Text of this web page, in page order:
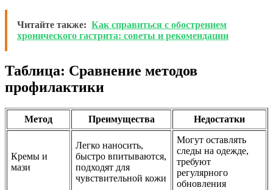
Читайте также: Как справиться с обострением
хронического гастрита: советы и рекомендации
Таблица: Сравнение методов
профилактики
Метод Преимущества Недостатки
Кремы и
мази
Легко наносить,
быстро впитываются,
подходят для
чувствительной кожи
Могут оставлять
следы на одежде,
требуют
регулярного
обновления